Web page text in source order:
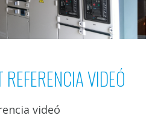
VIDEÓ
videó